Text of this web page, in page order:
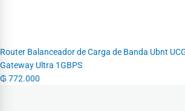
Router Balanceador de Carga de Banda Ubnt
Gateway Ultra 1GBPS
₲ 772.000